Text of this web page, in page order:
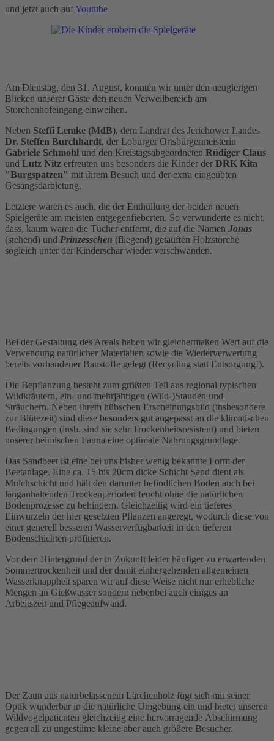
und jetzt auch aufYoutube
Am Dienstag, den 31. August, konnten wir unter den neugierigen
Blicken unserer Gäste den neuen Verweilbereich am
Storchenhofeingang einweihen.
Neben Steffi Lemke (MdB), dem Landrat des Jerichower Landes
Dr. Steffen Burchhardt, der Loburger Ortsbürgermeisterin
Gabriele Schmohl und den Kreistagsabgeordneten Rüdiger Claus
und Lutz Nitz erfreuten uns besonders die Kinder der DRK Kita
"Burgspatzen" mit ihrem Besuch und der extra eingeübten
Gesangsdarbietung.
Letztere waren es auch, die der Enthüllung der beiden neuen
Spielgeräte am meisten entgegenfieberten. So verwunderte es nicht,
dass, kaum waren die Tücher entfernt, die auf die Namen Jonas
(stehend) und Prinzesschen (fliegend) getauften Holzstörche
sogleich unter der Kinderschar wieder verschwanden.
Bei der Gestaltung des Areals haben wir gleichermaßen Wert auf die
Verwendung natürlicher Materialien sowie die Wiederverwertung
bereits vorhandener Baustoffe gelegt (Recycling statt Entsorgung!).
Die Bepflanzung besteht zum größten Teil aus regional typischen
Wildkräutern, ein- und mehrjährigen (Wild-)Stauden und
Sträuchern. Neben ihrem hübschen Erscheinungsbild (insbesondere
zur Blütezeit) sind diese besonders gut angepasst an die klimatischen
Bedingungen (insb. sind sie sehr Trockenheitsresistent) und bieten
unserer heimischen Fauna eine optimale Nahrungsgrundlage.
Das Sandbeet ist eine bei uns bisher wenig bekannte Form der
Beetanlage. Eine ca. 15 bis 20cm dicke Schicht Sand dient als
Mulchschicht und hält den darunter befindlichen Boden auch bei
langanhaltenden Trockenperioden feucht ohne die natürlichen
Bodenprozesse zu behindern. Gleichzeitig wird ein tieferes
Einwurzeln der hier gesetzten Pflanzen angeregt, wodurch diese von
einer generell besseren Wasserverfügbarkeit in den tieferen
Bodenschichten profitieren.
Vor dem Hintergrund der in Zukunft leider häufiger zu erwartenden
Sommertrockenheit und der damit einhergehenden allgemeinen
Wasserknappheit sparen wir auf diese Weise nicht nur erhebliche
Mengen an Gießwasser sondern nebenbei auch einiges an
Arbeitszeit und Pflegeaufwand.
Der Zaun aus naturbelassenem Lärchenholz fügt sich mit seiner
Optik wunderbar in die natürliche Umgebung ein und bietet unseren
Wildvogelpatienten gleichzeitig eine hervorragende Abschirmung
gegen all zu ungestüme kleine aber auch größere Besucher.